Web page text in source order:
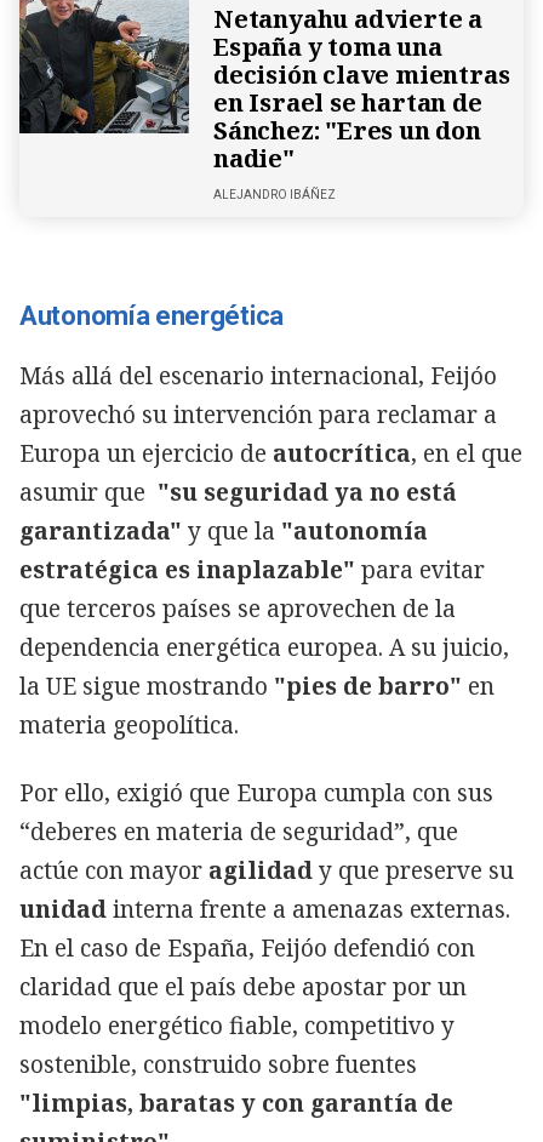
Netanyahu advierte a
España y toma una
decisión clave mientras
en Israel se hartan de
Sánchez: "Eres un don
nadie"
ALEJANDRO IBÁÑEZ
Autonomía energética
Más allá del escenario internacional, Feijóo
aprovechó su intervención para reclamar a
Europa un ejercicio de autocrítica, en el que
asumir que "su seguridad ya no está
garantizada" y que la "autonomía
estratégica es inaplazable" para evitar
que terceros países se aprovechen de la
dependencia energética europea. A su juicio,
la UE sigue mostrando "pies de barro" en
materia geopolítica.
Por ello, exigió que Europa cumpla con sus
“deberes en materia de seguridad”, que
actúe con mayor agilidady que preserve su
unidadinterna frente a amenazas externas.
En el caso de España, Feijóo defendió con
claridad que el país debe apostar por un
modelo energético fiable, competitivo y
sostenible, construido sobre fuentes
"limpias, baratas y con garantía de